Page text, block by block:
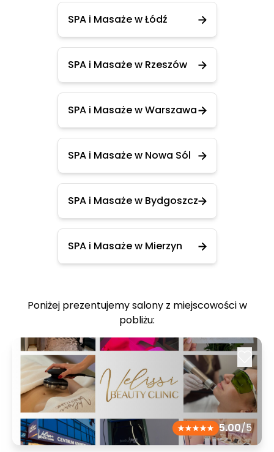
SPA i Masaże w Łódź
SPA i Masaże w Rzeszów
SPA i Masaże w Warszawa
SPA i Masaże w Nowa Sól
SPA i Masaże w Bydgoszcz
SPA i Masaże w Mierzyn
Poniżej prezentujemy salony z miejscowości w
pobliżu:
5.00/5